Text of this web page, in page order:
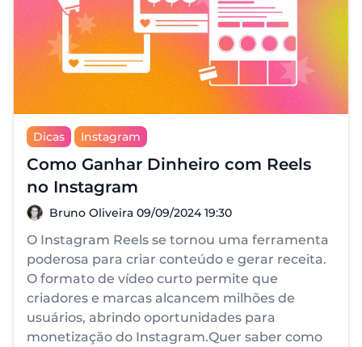
Dicas Instagram
Como Ganhar Dinheiro com Reels
no Instagram
Bruno Oliveira
Bruno Oliveira 09/09/2024 19:30
O Instagram Reels se tornou uma ferramenta
poderosa para criar conteúdo e gerar receita.
O formato de vídeo curto permite que
criadores e marcas alcancem milhões de
usuários, abrindo oportunidades para
monetização do Instagram.Quer saber como